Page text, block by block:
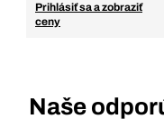
Prihlásiť sa a zobraziť
ceny
Naše